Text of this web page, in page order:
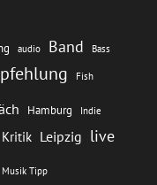
audio Band Bass
Fish
Hamburg Indie
Kritik Leipzig live
Musik Tipp